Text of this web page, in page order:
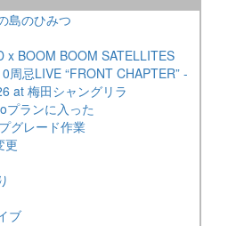
島のひみつ
x BOOM BOOM SATELLITES
周忌LIVE “FRONT CHAPTER” -
at 梅田シャングリラ
プランに入った
グレード作業
更
ブ